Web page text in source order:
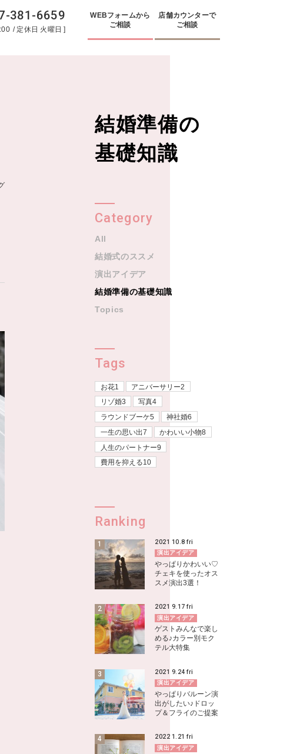
381-6659
定休日 火曜日
WEBフォームから
ご相談
店舗カウンターで
ご相談
結婚準備の
基礎知識
Category
All
結婚式のススメ
演出アイデア
結婚準備の基礎知識
Topics
Tags
お花1
アニバーサリー2
リゾ婚3
写真4
ラウンドブーケ5
神社婚6
一生の思い出7
かわいい小物8
人生のパートナー9
費用を抑える10
Ranking
2021 10.8 fri
演出アイデア
やっぱりかわいい♡
チェキを使ったオス
スメ演出3選！
2021 9.17 fri
演出アイデア
ゲストみんなで楽し
める♪カラー別モク
テル大特集
2021 9.24 fri
演出アイデア
やっぱりバルーン演
出がしたい♪ドロッ
プ＆フライのご提案
2022 1.21 fri
演出アイデア